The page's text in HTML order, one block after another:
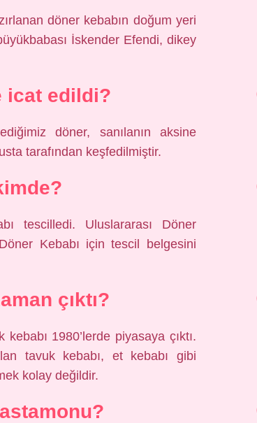
döner kebabın doğum yeri
İskender Efendi, dikey
icat edildi?
döner, sanılanın aksine
tarafından keşfedilmiştir.
tescilledi. Uluslararası Döner
Kebabı için tescil belgesini
çıktı?
1980’lerde piyasaya çıktı.
tavuk kebabı, et kebabı gibi
kolay değildir.